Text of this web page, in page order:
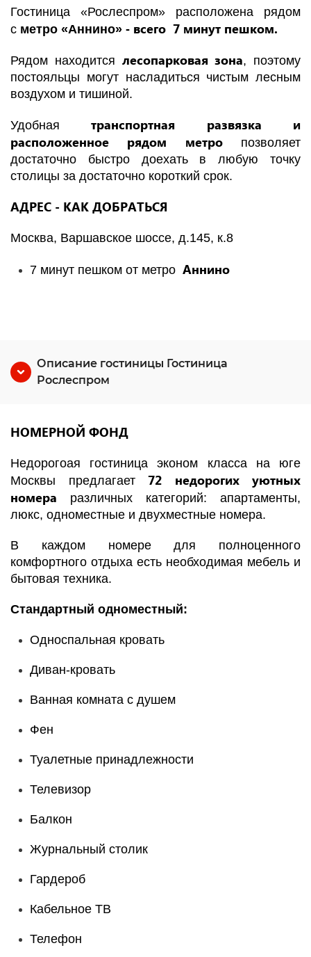
Гостиница «Рослеспром» расположена рядом
с метро «Аннино» - всего 7 минут пешком.
Рядом находится лесопарковая зона, поэтому
постояльцы могут насладиться чистым лесным
воздухом и тишиной.
Удобная
транспортная развязка и
расположенное рядом метропозволяет
достаточно быстро доехать в любую точку
столицы за достаточно короткий срок.
АДРЕС - КАК ДОБРАТЬСЯ
Москва, Варшавское шоссе, д.145, к.8
7 минут пешком от метро Аннино
Описание гостиницы Гостиница
Рослеспром
НОМЕРНОЙ ФОНД
Недорогоая гостиница эконом класса на юге
Москвы предлагает 72 недорогих уютных
номера различных категорий: апартаменты,
люкс, одноместные и двухместные номера.
В каждом номере для полноценного
комфортного отдыха есть необходимая мебель и
бытовая техника.
Стандартный одноместный:
Односпальная кровать
Диван-кровать
Ванная комната с душем
Фен
Туалетные принадлежности
Телевизор
Балкон
Журнальный столик
Гардероб
Кабельное ТВ
Телефон